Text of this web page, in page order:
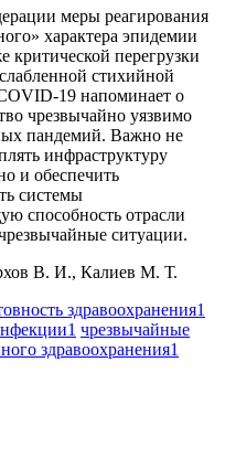
меры реагирования
характера эпидемии
критической перегрузки
стихийной
напоминает о
чрезвычайно уязвимо
пандемий. Важно не
инфраструктуру
и обеспечить
системы
способность отрасли
ситуации.
В. И., Калиев М. Т.
здравоохранения1
1 чрезвычайные
здравоохранения1